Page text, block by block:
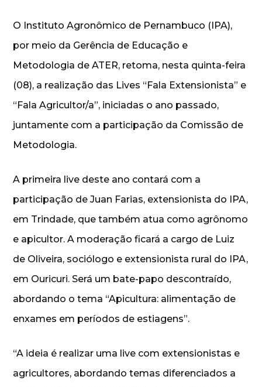
O Instituto Agronômico de Pernambuco (IPA),
por meio da Gerência de Educação e
Metodologia de ATER, retoma, nesta quinta-feira
(08), a realização das Lives “Fala Extensionista” e
“Fala Agricultor/a”, iniciadas o ano passado,
juntamente com a participação da Comissão de
Metodologia.
A primeira live deste ano contará com a
participação de Juan Farias, extensionista do IPA,
em Trindade, que também atua como agrônomo
e apicultor. A moderação ficará a cargo de Luiz
de Oliveira, sociólogo e extensionista rural do IPA,
em Ouricuri. Será um bate-papo descontraído,
abordando o tema “Apicultura: alimentação de
enxames em períodos de estiagens”.
“A ideia é realizar uma live com extensionistas e
agricultores, abordando temas diferenciados a